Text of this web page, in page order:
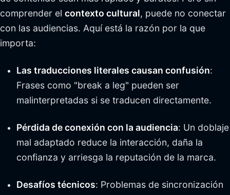
comprender el contexto cultural, puede no conectar
con las audiencias. Aquí está la razón por la que
importa:
Las traducciones literales causan confusión:
Frases como "break a leg" pueden ser
malinterpretadas si se traducen directamente.
Pérdida de conexión con la audiencia: Un doblaje
mal adaptado reduce la interacción, daña la
confianza y arriesga la reputación de la marca.
Desafíos técnicos: Problemas de sincronización